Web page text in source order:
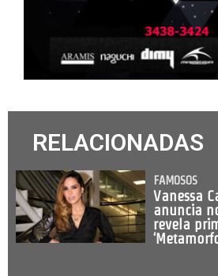
RELACIONADAS
FAMOSOS
Vanessa
anuncia
revela